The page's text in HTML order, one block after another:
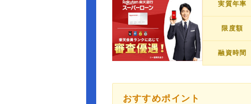
実質年率
限度額
融資時間
おすすめポイント